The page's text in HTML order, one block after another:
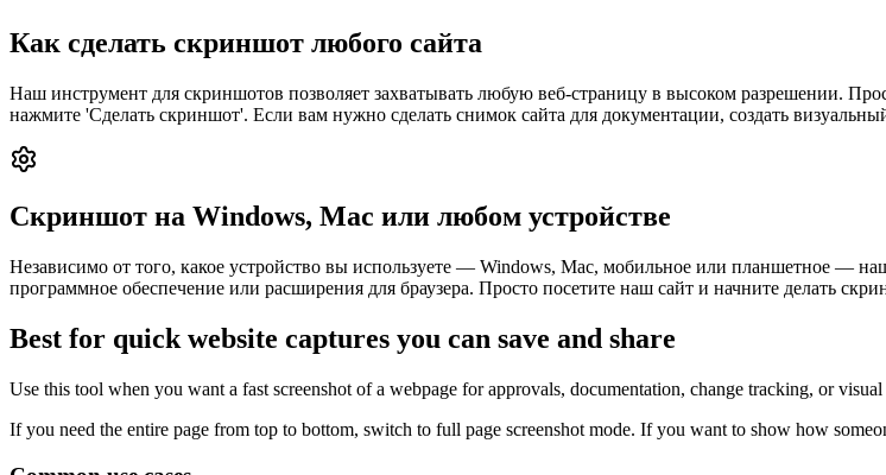
Как сделать скриншот любого сайта
Наш инструмент для скриншотов позволяет захватывать любую веб-страницу в высоком разрешении.
нажмите 'Сделать скриншот'. Если вам нужно сделать снимок сайта для документации, создать
Скриншот на Windows, Mac или любом устройстве
Независимо от того, какое устройство вы используете — Windows, Mac, мобильное или планшетное —
программное обеспечение или расширения для браузера. Просто посетите наш сайт и начните делать
Best for quick website captures you can save and share
Use this tool when you want a fast screenshot of a webpage for approvals, documentation, change tracking, or
If you need the entire page from top to bottom, switch to full page screenshot mode. If you want to show how